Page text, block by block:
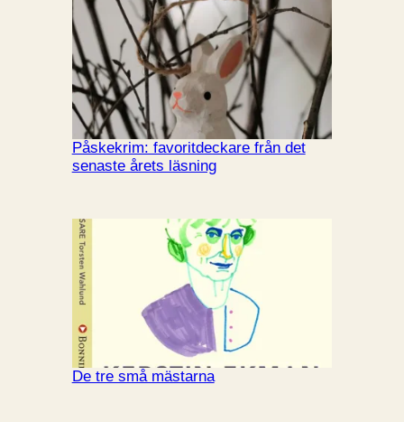
Påskekrim: favoritdeckare från det
senaste årets läsning
De tre små mästarna